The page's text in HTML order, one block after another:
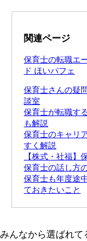
関連ページ
保育士の転職エ
ド ほいパフェ
保育士さんの疑
談室
保育士が転職す
も解説
保育士のキャリ
すく解説
【株式・社福】
保育士の話し方
保育士も年度途
ておきたいこと
みんなから選ばれて